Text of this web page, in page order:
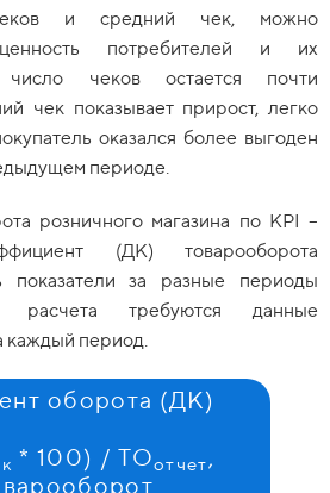
и средний чек, можно
ценность потребителей и их
число чеков остается почти
чек показывает прирост, легко
оказался более выгоден
периоде.
розничного магазина по KPI –
(ДК) товарооборота
показатели за разные периоды
расчета требуются данные
каждый период.
оборота (ДК)
* 100) / ТОотчет,